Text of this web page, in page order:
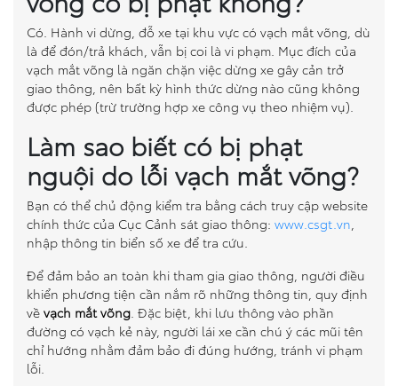
Có. Hành vi dừng, đỗ xe tại khu vực có vạch mắt võng, dù
là để đón/trả khách, vẫn bị coi là vi phạm. Mục đích của
vạch mắt võng là ngăn chặn việc dừng xe gây cản trở
giao thông, nên bất kỳ hình thức dừng nào cũng không
được phép (trừ trường hợp xe công vụ theo nhiệm vụ).
Làm sao biết có bị phạt
nguội do lỗi vạch mắt võng?
Bạn có thể chủ động kiểm tra bằng cách truy cập website
chính thức của Cục Cảnh sát giao thông: www.csgt.vn
nhập thông tin biển số xe để tra cứu.
Để đảm bảo an toàn khi tham gia giao thông, người điều
khiển phương tiện cần nắm rõ những thông tin, quy định
về vạch mắt võng . Đặc biệt, khi lưu thông vào phần
đường có vạch kẻ này, người lái xe cần chú ý các mũi tên
chỉ hướng nhằm đảm bảo đi đúng hướng, tránh vi phạm
lỗi.